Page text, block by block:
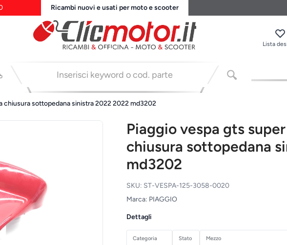
Ricambi nuovi e usati per moto e scooter
Lista
chiusura sottopedana sinistra 2022 2022 md3202
Piaggio vespa gts
chiusura sottopedana
md3202
SKU: ST-VESPA-125-3058-0020
Marca: PIAGGIO
Dettagli
Categoria Stato Mezzo